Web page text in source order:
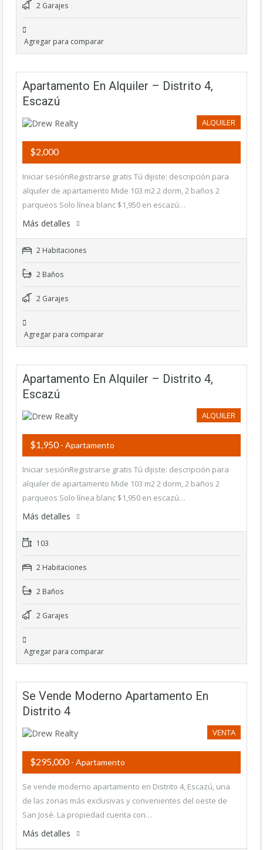
2 Garajes
Agregar para comparar
Apartamento En Alquiler – Distrito 4,
Escazú
ALQUILER
$2,000
Iniciar sesiónRegistrarse gratis Tú dijiste: descripción para
alquiler de apartamento Mide 103 m2 2 dorm, 2 baños 2
parqueos Solo línea blanc $1,950 en escazú…
Más detalles
2 Habitaciones
2 Baños
2 Garajes
Agregar para comparar
Apartamento En Alquiler – Distrito 4,
Escazú
ALQUILER
$1,950- Apartamento
Iniciar sesiónRegistrarse gratis Tú dijiste: descripción para
alquiler de apartamento Mide 103 m2 2 dorm, 2 baños 2
parqueos Solo línea blanc $1,950 en escazú…
Más detalles
103
2 Habitaciones
2 Baños
2 Garajes
Agregar para comparar
Se Vende Moderno Apartamento En
Distrito 4
VENTA
$295,000- Apartamento
Se vende moderno apartamento en Distrito 4, Escazú, una
de las zonas más exclusivas y convenientes del oeste de
San José. La propiedad cuenta con…
Más detalles